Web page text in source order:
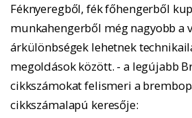
Féknyeregből, fék főhengerből
munkahengerből még nagyobb a
árkülönbségek lehetnek
megoldások között. - a legújabb
cikkszámokat felismeri a
cikkszámalapú keresője: